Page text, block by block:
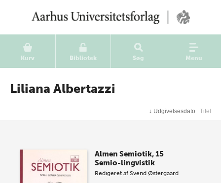
Kurv Bibliotek Søg Menu
Liliana Albertazzi
↓ Udgivelsesdato Titel
Almen Semiotik, 15
Semio-lingvistik
Redigeret afSvend Østergaard